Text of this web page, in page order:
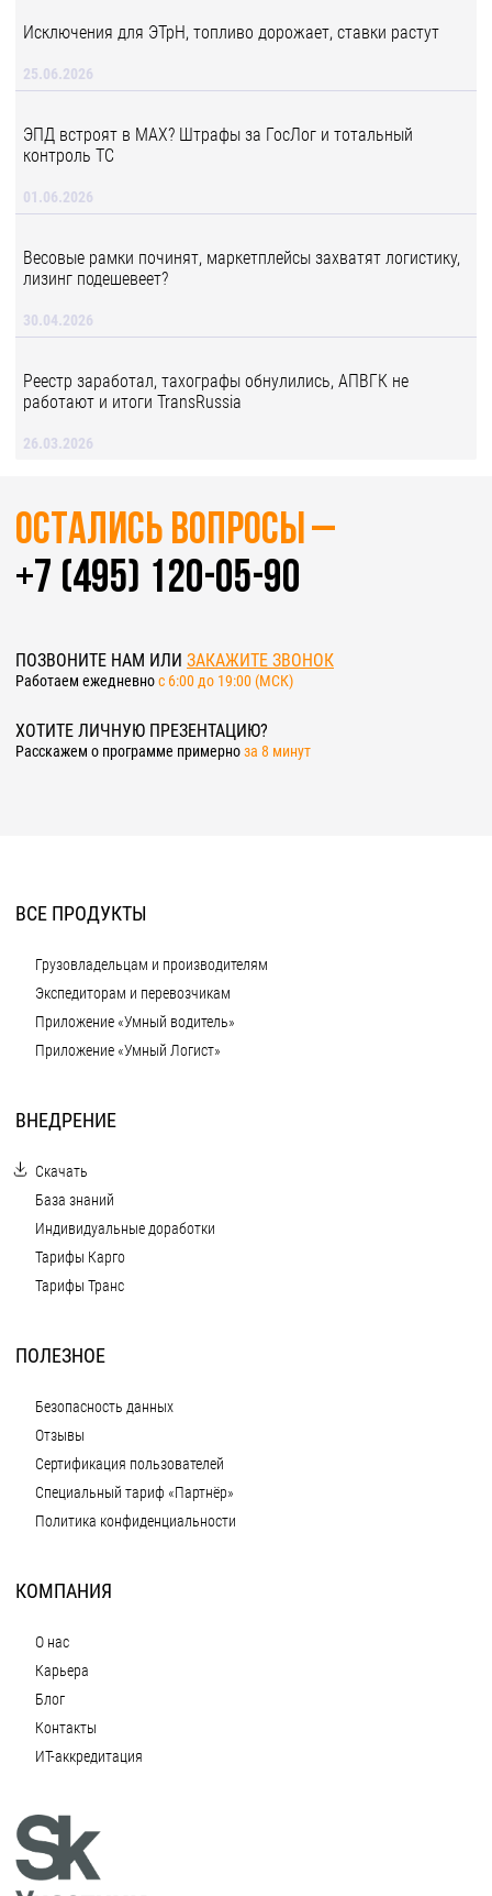
Исключения для ЭТрН, топливо дорожает, ставки растут
25.06.2026
ЭПД встроят в MAX? Штрафы за ГосЛог и тотальный
контроль ТС
01.06.2026
Весовые рамки починят, маркетплейсы захватят логистику,
лизинг подешевеет?
30.04.2026
Реестр заработал, тахографы обнулились, АПВГК не
работают и итоги TransRussia
26.03.2026
Остались вопросы –
+7 (495) 120-05-90
ПОЗВОНИТЕ НАМ ИЛИ ЗАКАЖИТЕ ЗВОНОК
Работаем ежедневноc 6:00 до 19:00 (МСК)
ХОТИТЕ ЛИЧНУЮ ПРЕЗЕНТАЦИЮ?
Расскажем о программе примерноза 8 минут
ВСЕ ПРОДУКТЫ
Грузовладельцам и производителям
Экспедиторам и перевозчикам
Приложение «Умный водитель»
Приложение «Умный Логист»
ВНЕДРЕНИЕ
Скачать
База знаний
Индивидуальные доработки
Тарифы Карго
Тарифы Транс
ПОЛЕЗНОЕ
Безопасность данных
Отзывы
Сертификация пользователей
Специальный тариф «Партнёр»
Политика конфиденциальности
КОМПАНИЯ
О нас
Карьера
Блог
Контакты
ИТ-аккредитация